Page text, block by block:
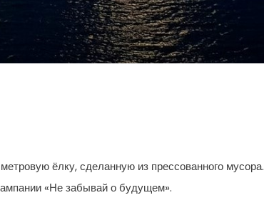
ёлку, сделанную из прессованного мусора.
«Не забывай о будущем».